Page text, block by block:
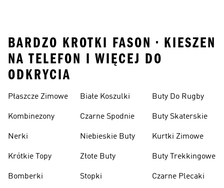
BARDZO KROTKI FASON • KIESZEN
NA TELEFON I WIĘCEJ DO
ODKRYCIA
Płaszcze Zimowe
Kombinezony
Nerki
Krótkie Topy
Bomberki
Białe Koszulki
Czarne Spodnie
Niebieskie Buty
Złote Buty
Stopki
Buty Do Rugby
Buty Skaterskie
Kurtki Zimowe
Buty Trekkingowe
Czarne Plecaki